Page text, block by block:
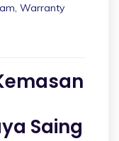
, Warranty
Saing